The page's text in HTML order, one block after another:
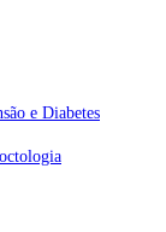
gestão
sistema de acesso
6 de Agosto,
e Diabetes